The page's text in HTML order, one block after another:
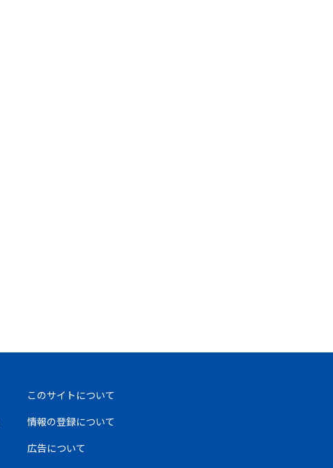
このサイトについて
情報の登録について
広告について